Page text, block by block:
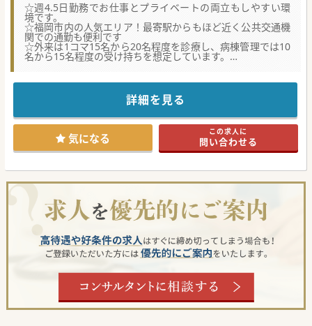
☆週4.5日勤務でお仕事とプライベートの両立もしやすい環
境です。
☆福岡市内の人気エリア！最寄駅からもほど近く公共交通機
関での通勤も便利です
☆外来は1コマ15名から20名程度を診療し、病棟管理では10
名から15名程度の受け持ちを想定しています。
■週4.5日勤務で当直やオンコールもなく、仕事とプライベ
ートのメリハリをつけて働ける環境が整っています。
■土日祝日が休みであるため、予定が立てやすく家族や趣味
の時間をしっかりと確保することが可能です。
■外来は複数診制を導入しており、医師同士で協力し合える
ため、負担が少なく風通しの良い組織風土です。
【具体的な医療機関情報】
ら徒歩5分以内という抜群のアクセスを誇っています。
■マイカーでの通勤も許可されているため、天候に左右され
■新設された健診センターや充実したリハビリ体制を備え、
予防から急性期、在宅まで幅広く対応しています。
【やりがい】
■ご自身のこれまでの経験や業務内容に応じて、年収1,700
万円以上の高額提示も期待できる点が魅力となります。
■プライマリケア的な知見を活かし、外来・病棟や訪問診療
を通じて急性期から在宅まで地域の患者に深く貢献できま
■病床数は比較的少なく、持受け患者数も多くはないため、
患者様に寄り添いやすい環境が整っています。
詳細を見る
気になる この求人に
問い合わせる